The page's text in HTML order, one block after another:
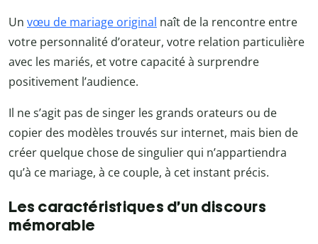
Un vœu de mariage original naît de la rencontre entre
votre personnalité d’orateur, votre relation particulière
avec les mariés, et votre capacité à surprendre
positivement l’audience.
Il ne s’agit pas de singer les grands orateurs ou de
copier des modèles trouvés sur internet, mais bien de
créer quelque chose de singulier qui n’appartiendra
qu’à ce mariage, à ce couple, à cet instant précis.
Les caractéristiques d’un discours
mémorable